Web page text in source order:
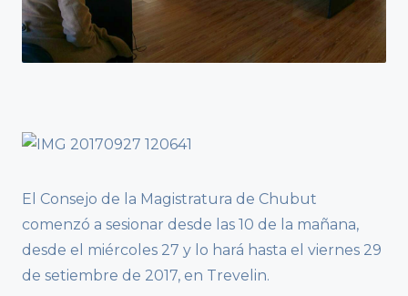
El Consejo de la Magistratura de Chubut
comenzó a sesionar desde las 10 de la mañana,
desde el miércoles 27 y lo hará hasta el viernes 29
de setiembre de 2017, en Trevelin.